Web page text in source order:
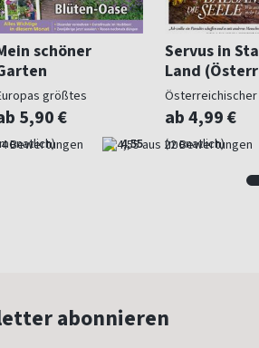
schöner
größtes
5,90 €
4,55
Servus in
Land
ab 4,99 €
(monatlich)
abonnieren